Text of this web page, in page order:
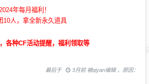
年每月福利！
10人，拿全新永久道具
各种CF活动提醒，福利领取等
最后于 3月前 被qiyan编辑 ，原因：